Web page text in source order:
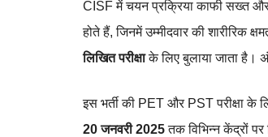
CISF में चयन प्रक्रिया काफी सख्त
होते हैं, जिनमें उम्मीदवार की शारीरिक
लिखित परीक्षाके लिए बुलाया जाता है।
इस भर्ती की PET और PST परीक्षा के
20 जनवरी 2025तक विभिन्न केंद्रों